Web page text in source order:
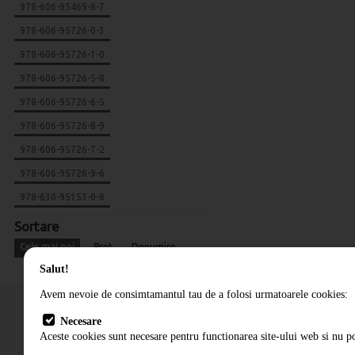
978-606-95469-8-7
978-606-95726-0-3
978-606-95726-1-0
978-606-95726-5-8
978-606-95726-6-5
978-606-95726-8-9
978-606-95726-7-2
978-606-95726-9-6
978-630-95153-0-8
Sortare
Cele mai noi Pret Denumire
Salut!
Avem nevoie de consimtamantul tau de a folosi urmatoarele cookies:
Necesare
Aceste cookies sunt necesare pentru functionarea site-ului web si nu